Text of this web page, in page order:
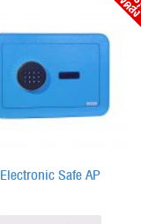
Electronic Safe AP